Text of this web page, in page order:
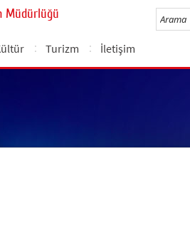
Müdürlüğü
Turizm İletişim